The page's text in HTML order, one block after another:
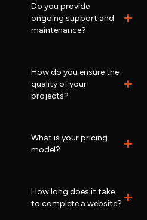
Do you provide
ongoing support and
maintenance?
How do you ensure the
quality of your
projects?
What is your pricing
model?
How long does it take
to complete a website?